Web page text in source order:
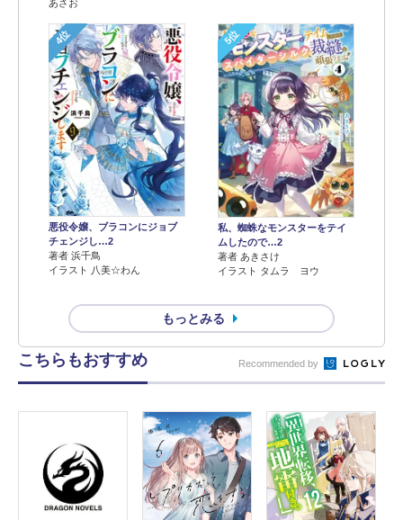
あさお
4位
悪役令嬢、ブラコンにジョブ
チェンジし…2
著者 浜千鳥
イラスト 八美☆わん
5位
私、蜘蛛なモンスターをテイ
ムしたので…2
著者 あきさけ
イラスト タムラ ヨウ
もっとみる
こちらもおすすめ Recommended by